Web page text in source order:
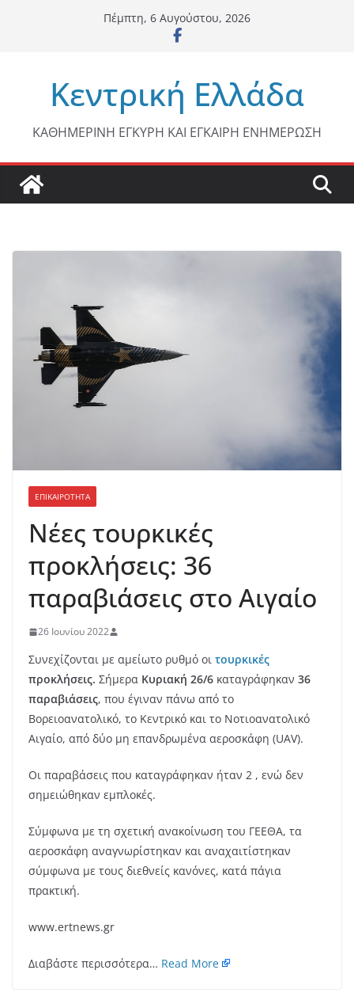
Πέμπτη, 6 Αυγούστου, 2026
Κεντρική Ελλάδα
ΚΑΘΗΜΕΡΙΝΗ ΕΓΚΥΡΗ ΚΑΙ ΕΓΚΑΙΡΗ ΕΝΗΜΕΡΩΣΗ
ΕΠΙΚΑΙΡΟΤΗΤΑ
Νέες τουρκικές
προκλήσεις: 36
παραβιάσεις στο Αιγαίο
26 Ιουνίου 2022
Συνεχίζονται με αμείωτο ρυθμό οι τουρκικές
προκλήσεις. Σήμερα Κυριακή 26/6 καταγράφηκαν 36
παραβιάσεις, που έγιναν πάνω από το
Βορειοανατολικό, το Κεντρικό και το Νοτιοανατολικό
Αιγαίο, από δύο μη επανδρωμένα αεροσκάφη (UAV).
Οι παραβάσεις που καταγράφηκαν ήταν 2 , ενώ δεν
σημειώθηκαν εμπλοκές.
Σύμφωνα με τη σχετική ανακοίνωση του ΓΕΕΘΑ, τα
αεροσκάφη αναγνωρίστηκαν και αναχαιτίστηκαν
σύμφωνα με τους διεθνείς κανόνες, κατά πάγια
πρακτική.
www.ertnews.gr
Διαβάστε περισσότερα… Read More